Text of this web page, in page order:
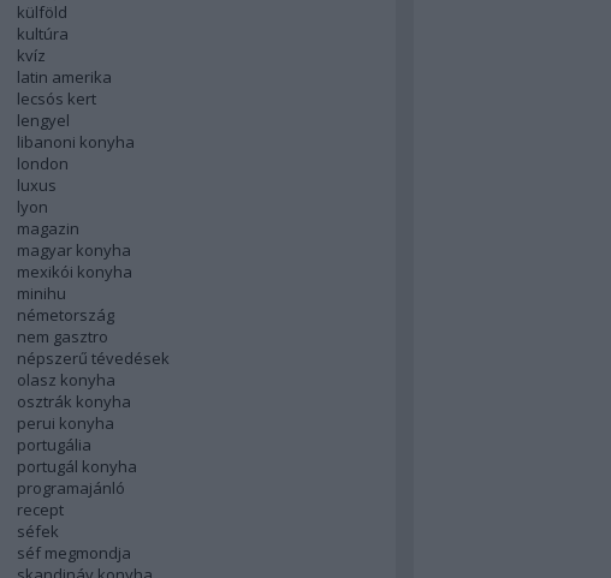
külföld
kultúra
kvíz
latin amerika
lecsós kert
lengyel
libanoni konyha
london
luxus
lyon
magazin
magyar konyha
mexikói konyha
minihu
németország
nem gasztro
népszerű tévedések
olasz konyha
osztrák konyha
perui konyha
portugália
portugál konyha
programajánló
recept
séfek
séf megmondja